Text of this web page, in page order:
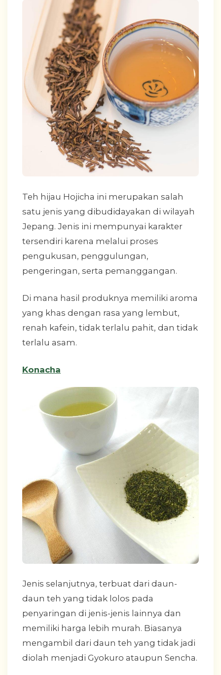
Teh hijau Hojicha ini merupakan salah
satu jenis yang dibudidayakan di wilayah
Jepang. Jenis ini mempunyai karakter
tersendiri karena melalui proses
pengukusan, penggulungan,
pengeringan, serta pemanggangan.
Di mana hasil produknya memiliki aroma
yang khas dengan rasa yang lembut,
renah kafein, tidak terlalu pahit, dan tidak
terlalu asam.
Konacha
Jenis selanjutnya, terbuat dari daun-
daun teh yang tidak lolos pada
penyaringan di jenis-jenis lainnya dan
memiliki harga lebih murah. Biasanya
mengambil dari daun teh yang tidak jadi
diolah menjadi Gyokuro ataupun Sencha.